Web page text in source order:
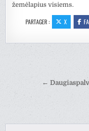
žemėlapius visiems.
PARTAGER : X
←